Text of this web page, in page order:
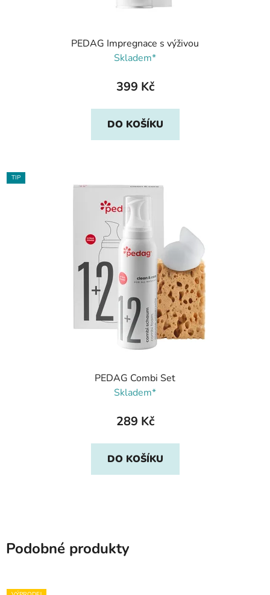
PEDAG Impregnace s výživou
Skladem*
399 Kč
DO KOŠÍKU
TIP
PEDAG Combi Set
Skladem*
289 Kč
DO KOŠÍKU
Podobné produkty